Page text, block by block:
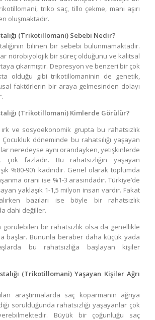
triko saç, tillo çekme, mani aşırı
oluşmaktadır.
(Trikotillomani) Sebebi Nedir?
bilinen bir sebebi bulunmamaktadır.
nörobiyolojik bir süreç olduğunu ve kalıtsal
çıkarmıştır. Depresyon ve benzeri bir çok
olduğu gibi trikotillomaninin de genetik,
faktörlerin bir araya gelmesinden dolayı
(Trikotillomani) Kimlerde Görülür?
ve sosyoekonomik grupta bu rahatsızlık
döneminde bu rahatsılığı yaşayan
neredeyse aynı orandayken, yetişkinlerde
çok fazladır. Bu rahatsızlığın yaşayan
%80-90’ı kadındır. Genel olarak toplumda
oranı ise %1-3 arasındadır. Türkiye’de
yaklaşık 1-1,5 milyon insan vardır. Fakat
bazıları ise böyle bir rahatsızlık
dahi değiller.
bir rahatsızlık olsa da genellikle
başlar. Bununla beraber daha küçük yada
bu rahatsızlığa başlayan kişiler
(Trikotillomani)Yaşayan Kişiler Ağrı
araştırmalarda saç koparmanın ağrıya
sorulduğunda rahatsızlığı yaşayanlar çok
Büyük bir çoğunluğu saç